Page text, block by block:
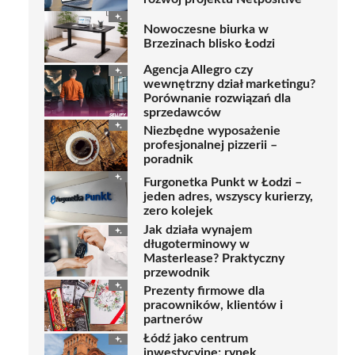
Nowoczesne biurka w
Brzezinach blisko Łodzi
Agencja Allegro czy
wewnętrzny dział marketingu?
Porównanie rozwiązań dla
sprzedawców
Niezbędne wyposażenie
profesjonalnej pizzerii –
poradnik
Furgonetka Punkt w Łodzi –
jeden adres, wszyscy kurierzy,
zero kolejek
Jak działa wynajem
długoterminowy w
Masterlease? Praktyczny
przewodnik
Prezenty firmowe dla
pracowników, klientów i
partnerów
Łódź jako centrum
inwestycyjne: rynek